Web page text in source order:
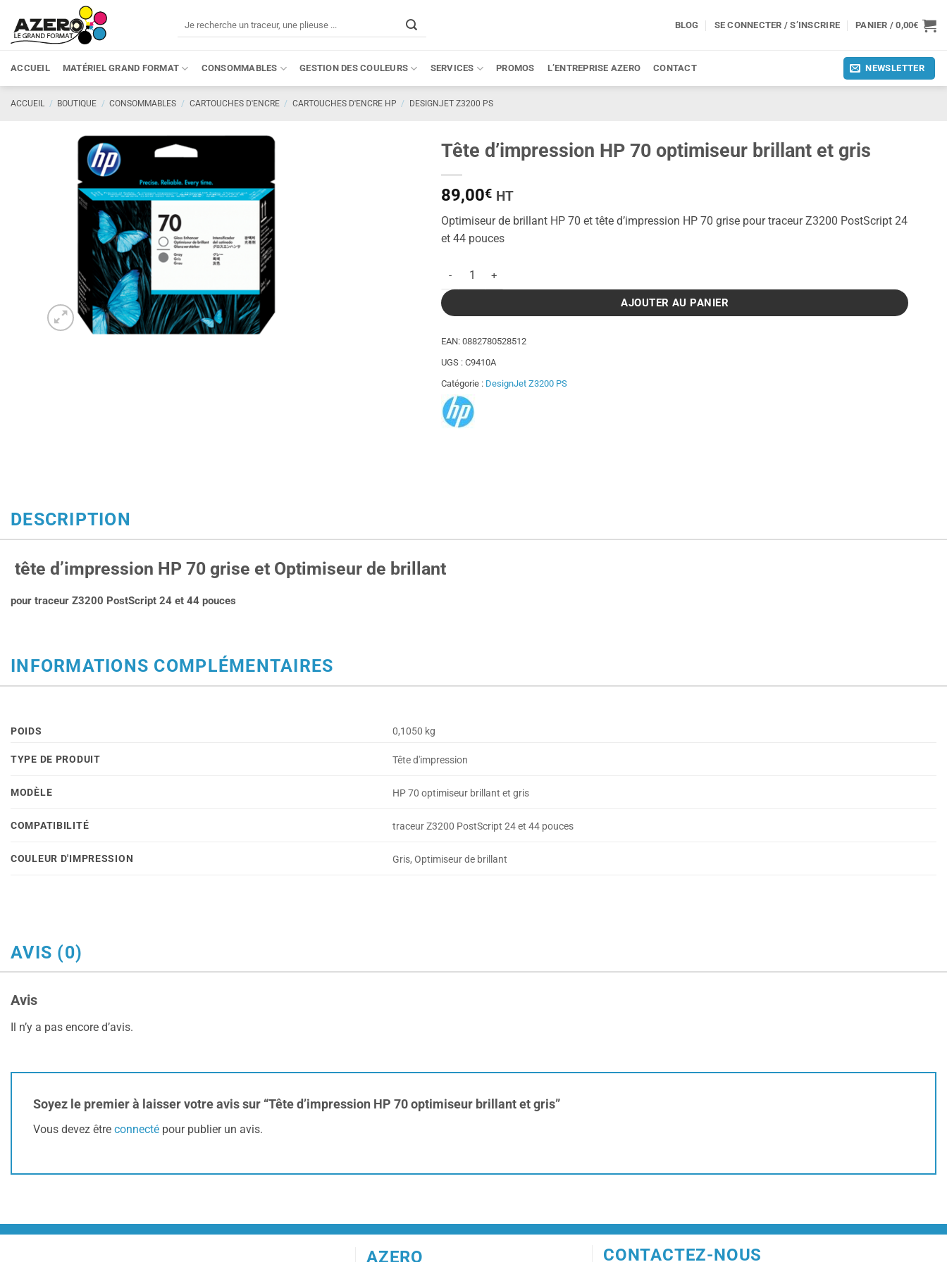
contenu
BLOG SE CONNECTER / S’INSCRIRE PANIER /0,00€
ACCUEIL MATÉRIEL GRAND FORMAT CONSOMMABLES GESTION DES COULEURS SERVICES PROMOS L’ENTREPRISE AZERO CONTACT NEWSLETTER
ACCUEIL / BOUTIQUE / CONSOMMABLES / CARTOUCHES D'ENCRE / CARTOUCHES D'ENCRE HP / DESIGNJET Z3200 PS
Tête d’impression HP 70 optimiseur brillant et gris
89,00€ HT
Optimiseur de brillant HP 70 et tête d’impression HP 70 grise pour traceur Z3200 PostScript 24
et 44 pouces
quantité de Tête d'impression HP 70 optimiseur brillant et gris
AJOUTER AU PANIER
EAN:0882780528512
UGS :C9410A
Catégorie : DesignJet Z3200 PS
DESCRIPTION
tête d’impression HP 70 grise et Optimiseur de brillant
pour traceur Z3200 PostScript 24 et 44 pouces
INFORMATIONS COMPLÉMENTAIRES
POIDS 0,1050 kg
TYPE DE PRODUIT Tête d'impression
MODÈLE HP 70 optimiseur brillant et gris
COMPATIBILITÉ traceur Z3200 PostScript 24 et 44 pouces
COULEUR D'IMPRESSION Gris, Optimiseur de brillant
AVIS (0)
Avis
Il n’y a pas encore d’avis.
Soyez le premier à laisser votre avis sur “Tête d’impression HP 70 optimiseur brillant et gris”
Vous devez être connecté pour publier un avis.
AZERO CONTACTEZ-NOUS